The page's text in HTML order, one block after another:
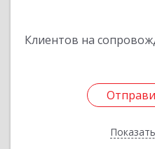
Клиентов на